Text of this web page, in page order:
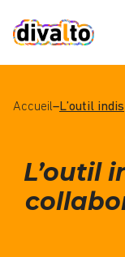
Accueil–
L’outil